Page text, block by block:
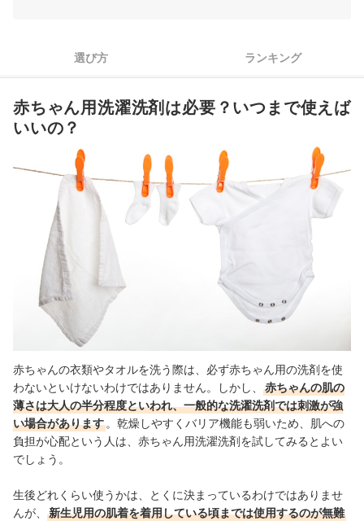
赤ちゃん用洗濯洗剤全14商品おすすめ人気ランキング
ベビークリームも活用して、赤ちゃんのお肌を守ろう
選び方 ランキング
赤ちゃん用洗濯洗剤は必要？いつまで使えば
いいの？
赤ちゃんの衣類やタオルを洗う際は、必ず赤ちゃん用の洗剤を使
わないといけないわけではありません。しかし、
赤ちゃんの肌の
薄さは大人の半分程度といわれ、一般的な洗濯洗剤では刺激が強
い場合があります 。 乾燥しやすくバリア機能も弱いため、肌への
負担が心配という人は、赤ちゃん用洗濯洗剤を試してみるとよい
でしょう。
生後どれくらい使うかは、とくに決まっているわけではありませ
んが、
新生児用の肌着を着用している頃までは使用するのが無難